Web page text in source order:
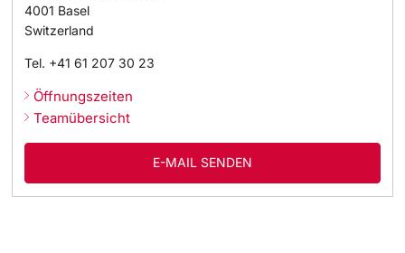
4001 Basel
Switzerland
Tel. +41 61 207 30 23
Öffnungszeiten
Teamübersicht
E-MAIL SENDEN